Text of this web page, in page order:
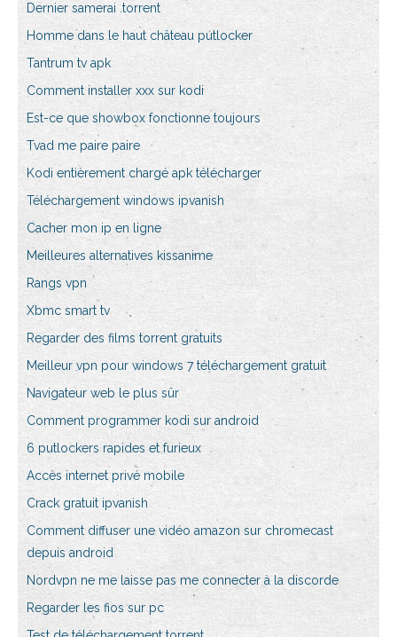
Dernier samerai .torrent
Homme dans le haut château putlocker
Tantrum tv apk
Comment installer xxx sur kodi
Est-ce que showbox fonctionne toujours
Tvad me paire paire
Kodi entièrement chargé apk télécharger
Téléchargement windows ipvanish
Cacher mon ip en ligne
Meilleures alternatives kissanime
Rangs vpn
Xbmc smart tv
Regarder des films torrent gratuits
Meilleur vpn pour windows 7 téléchargement gratuit
Navigateur web le plus sûr
Comment programmer kodi sur android
6 putlockers rapides et furieux
Accès internet privé mobile
Crack gratuit ipvanish
Comment diffuser une vidéo amazon sur chromecast
depuis android
Nordvpn ne me laisse pas me connecter à la discorde
Regarder les fios sur pc